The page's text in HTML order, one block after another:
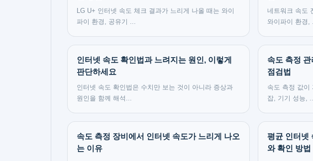
LG U+ 인터넷 속도 체크 결과가 느리게 나올 때는 와이
파이 환경, 공유기 ...
네트워크 속도
와이파이 환경,
인터넷 속도 확인법과 느려지는 원인, 이렇게
판단하세요
인터넷 속도 확인법은 수치만 보는 것이 아니라 증상과
원인을 함께 해석...
속도 측정
점검법
속도 측정 값이
잡, 기기 성능,
속도 측정 장비에서 인터넷 속도가 느리게 나오
는 이유
평균 인터넷
와 확인 방법